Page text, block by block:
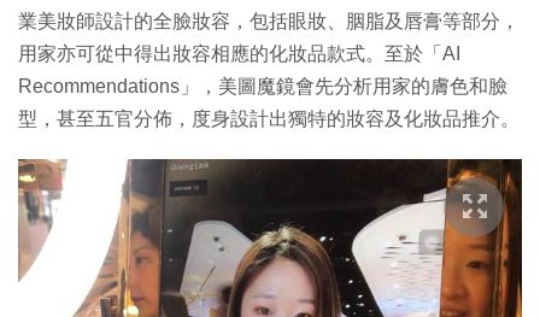
業美妝師設計的全臉妝容，包括眼妝、胭脂及唇膏等部分，
用家亦可從中得出妝容相應的化妝品款式。至於「AI
Recommendations」，美圖魔鏡會先分析用家的膚色和臉
型，甚至五官分佈，度身設計出獨特的妝容及化妝品推介。